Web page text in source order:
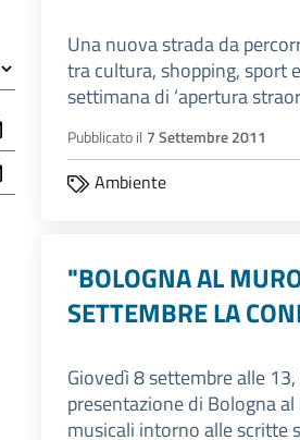
Una nuova strada da
tra cultura, shopping, sport
settimana di ‘apertura
Pubblicato il 7 Settembre 2011
Ambiente
"BOLOGNA AL
SETTEMBRE LA
Giovedì 8 settembre alle
presentazione di Bologna
musicali intorno alle scritte